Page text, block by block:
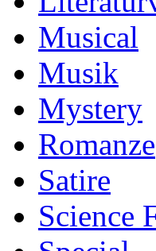
Musical
Musik
Mystery
Romanze
Satire
Science